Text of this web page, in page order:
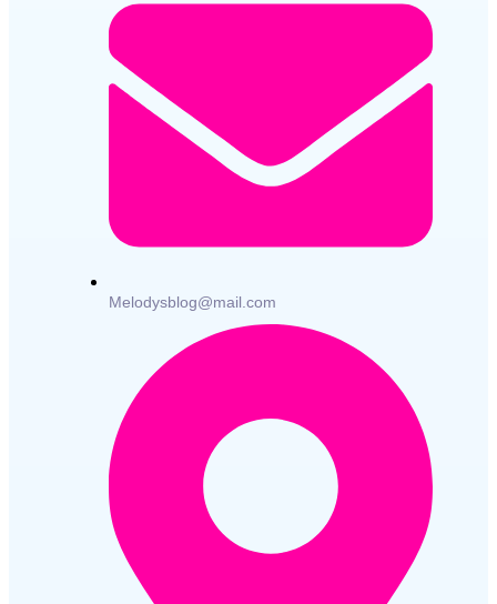
Melodysblog@mail.com